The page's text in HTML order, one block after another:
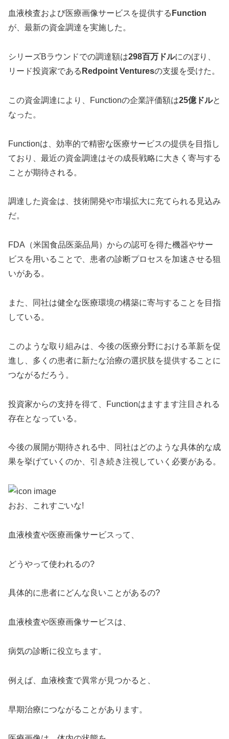
血液検査および医療画像サービスを提供する Function
が、最新の資金調達を実施した。
シリーズBラウンドでの調達額は298百万ドルにのぼり、
リード投資家である Redpoint Venturesの支援を受けた。
この資金調達により、Functionの企業評価額は25億ドルと
なった。
Functionは、効率的で精密な医療サービスの提供を目指し
ており、最近の資金調達はその成長戦略に大きく寄与する
ことが期待される。
調達した資金は、技術開発や市場拡大に充てられる見込み
だ。
FDA（米国食品医薬品局）からの認可を得た機器やサー
ビスを用いることで、患者の診断プロセスを加速させる狙
いがある。
また、同社は健全な医療環境の構築に寄与することを目指
している。
このような取り組みは、今後の医療分野における革新を促
進し、多くの患者に新たな治療の選択肢を提供することに
つながるだろう。
投資家からの支持を得て、Functionはますます注目される
存在となっている。
今後の展開が期待される中、同社はどのような具体的な成
果を挙げていくのか、引き続き注視していく必要がある。
おお、これすごいな!
血液検査や医療画像サービスって、
どうやって使われるの?
具体的に患者にどんな良いことがあるの?
血液検査や医療画像サービスは、
病気の診断に役立ちます。
例えば、血液検査で異常が見つかると、
早期治療につながることがあります。